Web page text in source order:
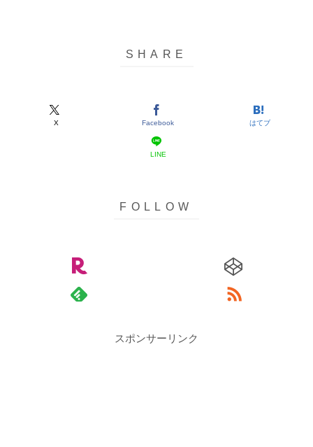
X Facebook はてブ
LINE
スポンサーリンク